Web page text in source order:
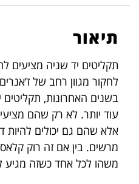
תיאור
תקליטים יד שניה מציעים
לחקור מגוון רחב של
בשנים האחרונות, תקליטים
עוד יותר. לא רק שהם
אלא שהם גם יכולים
מרשים. בין אם זה רוק
משהו לכל אחד כשזה מגיע